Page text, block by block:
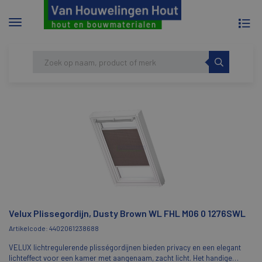
Menu
Velux Plissegordijn, Dusty Brown WL FHL M06 0 1276SWL
Artikelcode: 4402061238688
VELUX lichtregulerende plisségordijnen bieden privacy en een elegant
lichteffect voor een kamer met aangenaam, zacht licht. Het handige